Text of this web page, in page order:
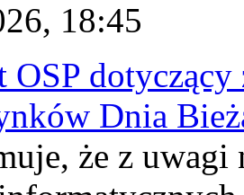
18:45
dotyczący
Dnia
że z uwagi